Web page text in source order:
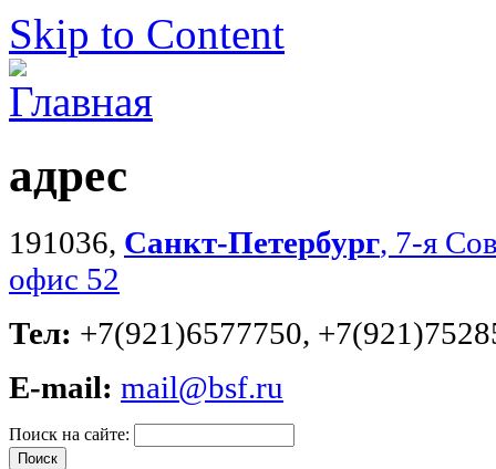
Skip to Content
адрес
191036, Санкт-Петербург, 7-я
офис 52
Тел: +7(921)6577750,
E-mail: mail@bsf.ru
Поиск на сайте: